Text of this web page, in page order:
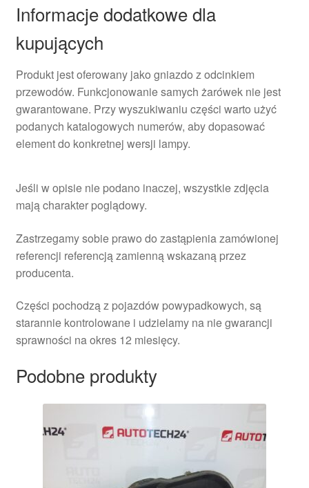
Informacje dodatkowe dla
kupujących
Produkt jest oferowany jako gniazdo z odcinkiem
przewodów. Funkcjonowanie samych żarówek nie jest
gwarantowane. Przy wyszukiwaniu części warto użyć
podanych katalogowych numerów, aby dopasować
element do konkretnej wersji lampy.
Jeśli w opisie nie podano inaczej, wszystkie zdjęcia
mają charakter poglądowy.
Zastrzegamy sobie prawo do zastąpienia zamówionej
referencji referencją zamienną wskazaną przez
producenta.
Części pochodzą z pojazdów powypadkowych, są
starannie kontrolowane i udzielamy na nie gwarancji
sprawności na okres 12 miesięcy.
Podobne produkty